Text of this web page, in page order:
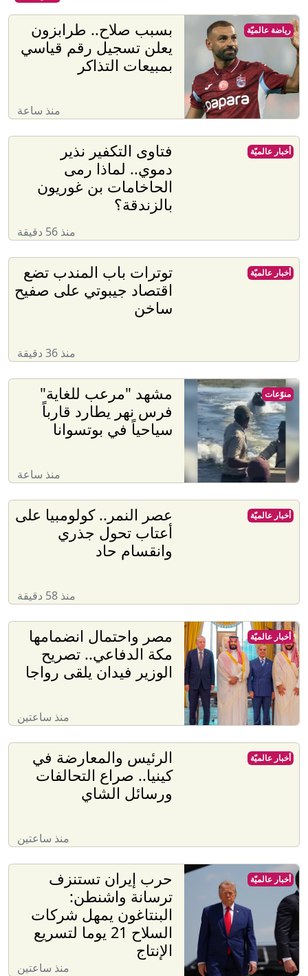
بسبب صلاح.. طرابزون
يعلن تسجيل رقم قياسي
بمبيعات التذاكر
منذ ساعة
رياضة عالميّة
فتاوى التكفير نذير
دموي.. لماذا رمى
الحاخامات بن غوريون
بالزندقة؟
منذ 56 دقيقة
أخبار عالميّة
توترات باب المندب تضع
اقتصاد جيبوتي على صفيح
ساخن
منذ 36 دقيقة
أخبار عالميّة
مشهد "مرعب للغاية"
فرس نهر يطارد قارباً
سياحياً في بوتسوانا
منذ ساعة
منوّعات
عصر النمر.. كولومبيا على
أعتاب تحول جذري
وانقسام حاد
منذ 58 دقيقة
أخبار عالميّة
مصر واحتمال انضمامها
مكة الدفاعي.. تصريح
الوزير فيدان يلقى رواجا
منذ ساعتين
أخبار عالميّة
الرئيس والمعارضة في
كينيا.. صراع التحالفات
ورسائل الشاي
منذ ساعتين
أخبار عالميّة
حرب إيران تستنزف
ترسانة واشنطن:
البنتاغون يمهل شركات
السلاح 21 يوما لتسريع
الإنتاج
منذ ساعتين
أخبار عالميّة